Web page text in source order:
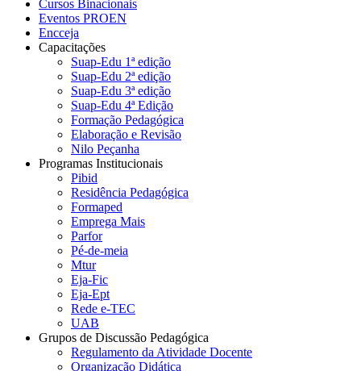
Cursos Binacionais
Eventos PROEN
Encceja
Capacitações
Suap-Edu 1ª edição
Suap-Edu 2ª edição
Suap-Edu 3ª edição
Suap-Edu 4ª Edição
Formação Pedagógica
Elaboração e Revisão
Nilo Peçanha
Programas Institucionais
Pibid
Residência Pedagógica
Formaped
Emprega Mais
Parfor
Pé-de-meia
Mtur
Eja-Fic
Eja-Ept
Rede e-TEC
UAB
Grupos de Discussão Pedagógica
Regulamento da Atividade Docente
Organização Didática